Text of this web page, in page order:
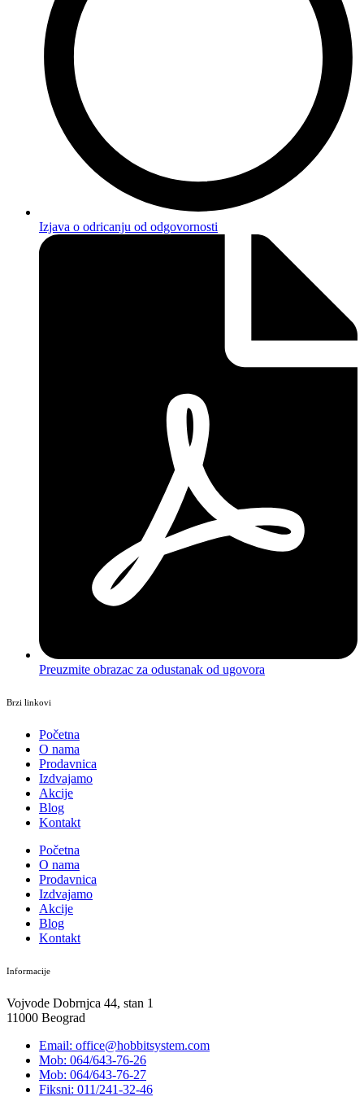
Izjava o odricanju od odgovornosti
Preuzmite obrazac za odustanak od ugovora
Brzi linkovi
Početna
O nama
Prodavnica
Izdvajamo
Akcije
Blog
Kontakt
Početna
O nama
Prodavnica
Izdvajamo
Akcije
Blog
Kontakt
Informacije
Vojvode Dobrnjca 44, stan 1
11000 Beograd
Email: office@hobbitsystem.com
Mob: 064/643-76-26
Mob: 064/643-76-27
Fiksni: 011/241-32-46